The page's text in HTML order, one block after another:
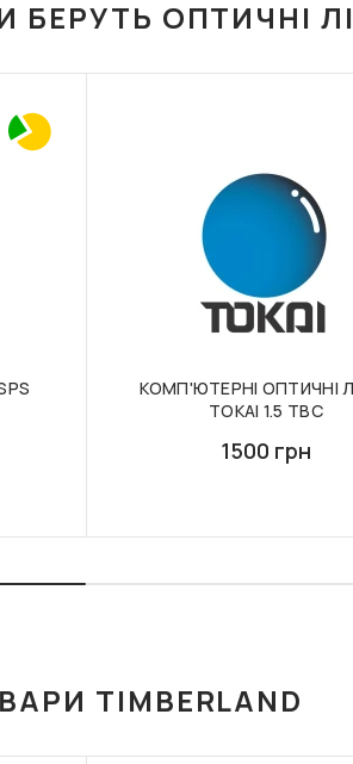
БЕРУТЬ ОПТИЧНІ
КОМП'ЮТЕРНІ ОПТИЧНІ
TOKAI 1.5 TBC
1500 грн
TIMBERLAND